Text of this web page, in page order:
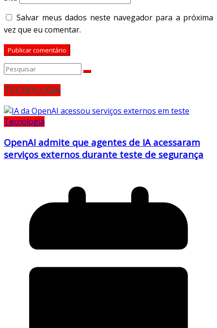
Salvar meus dados neste navegador para a próxima
vez que eu comentar.
TECNOLOGIA
Tecnologia
OpenAI admite que agentes de IA acessaram
serviços externos durante teste de segurança